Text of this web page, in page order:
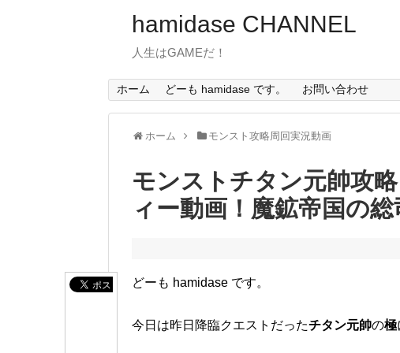
hamidase CHANNEL
人生はGAMEだ！
ホーム どーも hamidase です。 お問い合わせ
ホーム モンスト攻略周回実況動画
モンストチタン元帥攻
ィー動画！魔鉱帝国の総
どーも hamidase です。
今日は昨日降臨クエストだったチタン元帥の極